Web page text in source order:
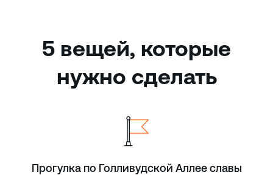
5 вещей, которые
нужно сделать
Прогулка по Голливудской Аллее славы